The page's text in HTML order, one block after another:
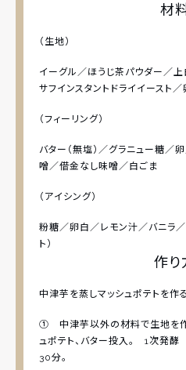
材
（生地）
イーグル／ほうじ茶パウダー／
サフインスタントドライイースト
（フィーリング）
バター（無塩）／グラニュー糖／
噌／借金なし味噌／白ごま
（アイシング）
粉糖／卵白／レモン汁／バニラ／
ト）
作り
中津芋を蒸しマッシュポテトを作る
① 中津芋以外の材料で生地を作
ュポテト、バター投入。 1次発
30分。